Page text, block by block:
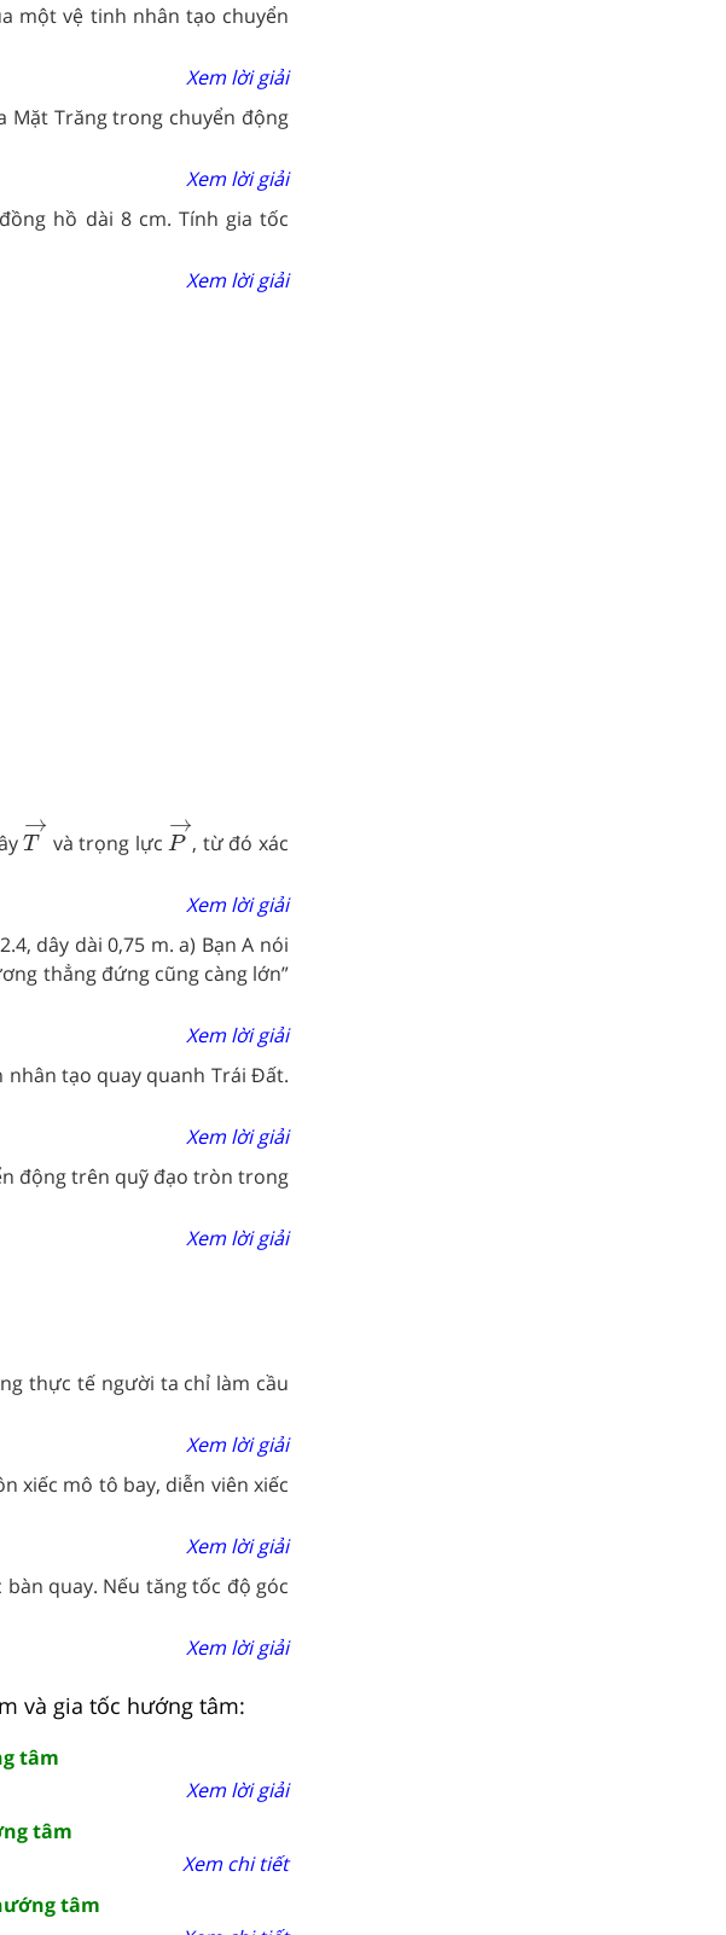
một vệ tinh nhân tạo chuyển
Xem lời giải
Mặt Trăng trong chuyển động
Xem lời giải
hồ dài 8 cm. Tính gia tốc
Xem lời giải
→
T
T→
và trọng lực
→
P
P→
, từ đó xác
Xem lời giải
dây dài 0,75 m. a) Bạn A nói
thẳng đứng cũng càng lớn”
Xem lời giải
tạo quay quanh Trái Đất.
Xem lời giải
động trên quỹ đạo tròn trong
Xem lời giải
thực tế người ta chỉ làm cầu
Xem lời giải
xiếc mô tô bay, diễn viên xiếc
Xem lời giải
quay. Nếu tăng tốc độ góc
Xem lời giải
và gia tốc hướng tâm:
tâm
Xem lời giải
tâm
Xem chi tiết
tâm